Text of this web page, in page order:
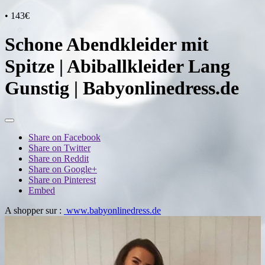
• 143€
Schone Abendkleider mit
Spitze | Abiballkleider Lang
Gunstig | Babyonlinedress.de
Share on Facebook
Share on Twitter
Share on Reddit
Share on Google+
Share on Pinterest
Embed
A shopper sur : www.babyonlinedress.de